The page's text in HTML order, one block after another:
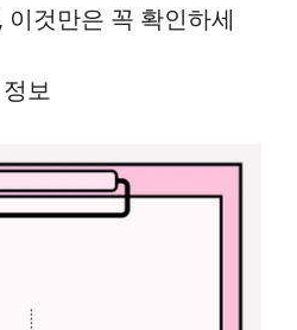
것만은 꼭 확인하세
보